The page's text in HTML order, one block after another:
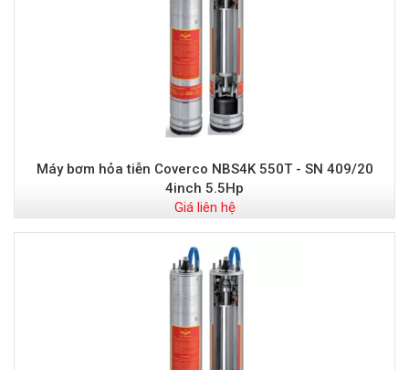
Máy bơm hỏa tiễn Coverco NBS4K 550T - SN 409/20
4inch 5.5Hp
Giá liên hệ